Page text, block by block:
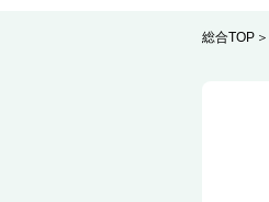
総合TOP